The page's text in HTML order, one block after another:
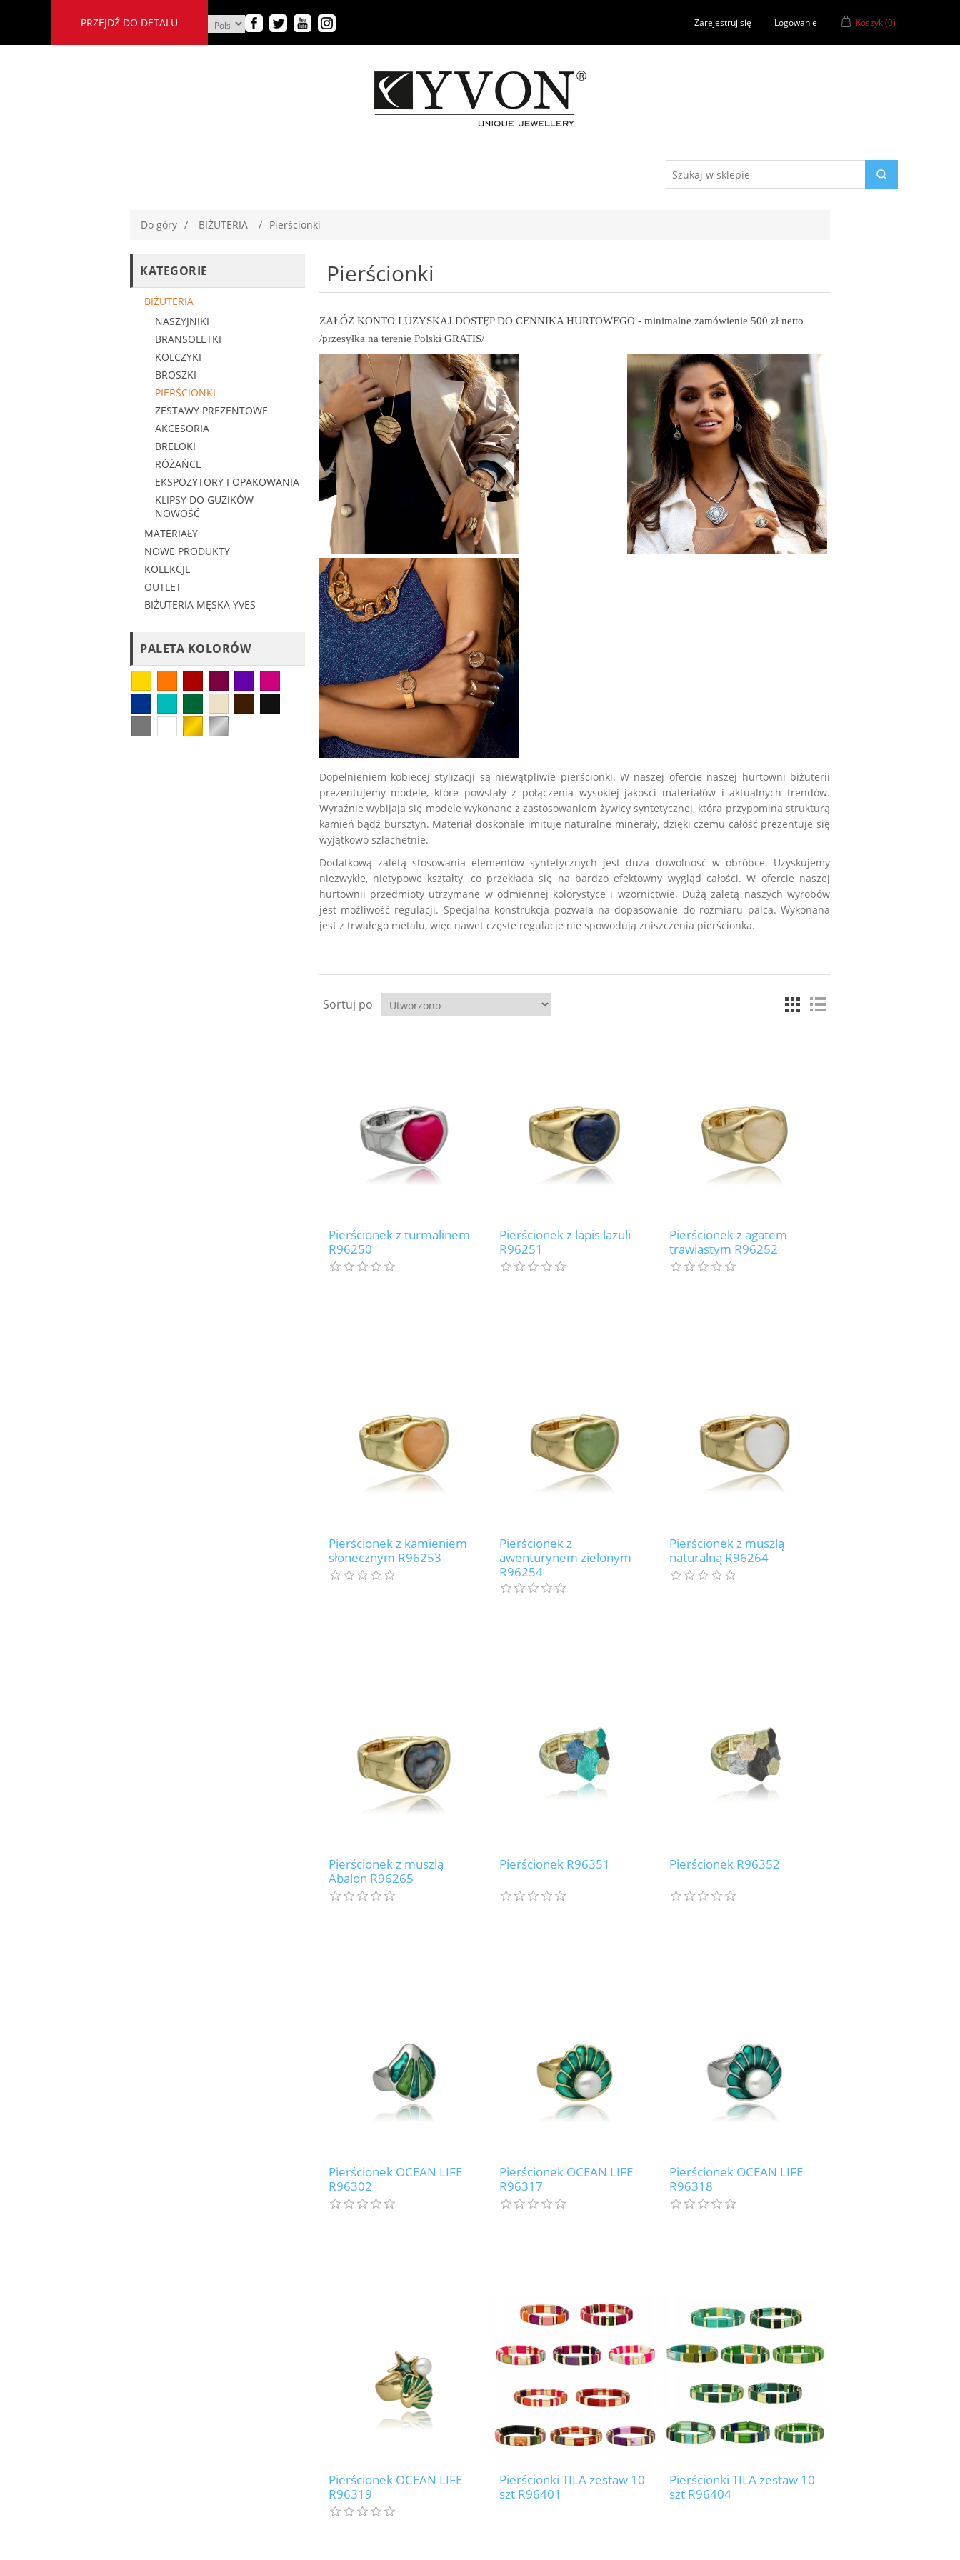
PRZEJDŹ DO DETALU Zarejestruj się Logowanie Koszyk(0)
Do góry / BIŻUTERIA / Pierścionki
KATEGORIE
BIŻUTERIA
NASZYJNIKI
BRANSOLETKI
KOLCZYKI
BROSZKI
PIERŚCIONKI
ZESTAWY PREZENTOWE
AKCESORIA
BRELOKI
RÓŻAŃCE
EKSPOZYTORY I OPAKOWANIA
KLIPSY DO GUZIKÓW -
NOWOŚĆ
MATERIAŁY
NOWE PRODUKTY
KOLEKCJE
OUTLET
BIŻUTERIA MĘSKA YVES
PALETA KOLORÓW
Pierścionki
ZAŁÓŻ KONTO I UZYSKAJ DOSTĘP DO CENNIKA HURTOWEGO - minimalne zamówienie 500 zł netto
/przesyłka na terenie Polski GRATIS/
Dopełnieniem kobiecej stylizacji są niewątpliwie pierścionki. W naszej ofercie naszej hurtowni biżuterii
prezentujemy modele, które powstały z połączenia wysokiej jakości materiałów i aktualnych trendów.
Wyraźnie wybijają się modele wykonane z zastosowaniem żywicy syntetycznej, która przypomina strukturą
kamień bądź bursztyn. Materiał doskonale imituje naturalne minerały, dzięki czemu całość prezentuje się
wyjątkowo szlachetnie.
Dodatkową zaletą stosowania elementów syntetycznych jest duża dowolność w obróbce. Uzyskujemy
niezwykłe, nietypowe kształty, co przekłada się na bardzo efektowny wygląd całości. W ofercie naszej
hurtownii przedmioty utrzymane w odmiennej kolorystyce i wzornictwie. Dużą zaletą naszych wyrobów
jest możliwość regulacji. Specjalna konstrukcja pozwala na dopasowanie do rozmiaru palca. Wykonana
jest z trwałego metalu, więc nawet częste regulacje nie spowodują zniszczenia pierścionka.
Sortuj po
Pierścionek z turmalinem
R96250
Pierścionek z lapis lazuli
R96251
Pierścionek z agatem
trawiastym R96252
Pierścionek z kamieniem
słonecznym R96253
Pierścionek z
awenturynem zielonym
R96254
Pierścionek z muszlą
naturalną R96264
Pierścionek z muszlą
Abalon R96265
Pierścionek R96351 Pierścionek R96352
Pierścionek OCEAN LIFE
R96302
Pierścionek OCEAN LIFE
R96317
Pierścionek OCEAN LIFE
R96318
Pierścionek OCEAN LIFE
R96319
Pierścionki TILA zestaw 10
szt R96401
Pierścionki TILA zestaw 10
szt R96404